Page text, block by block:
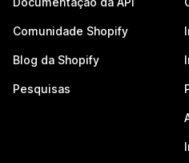
Comunidade Shopify
Blog da Shopify
Pesquisas